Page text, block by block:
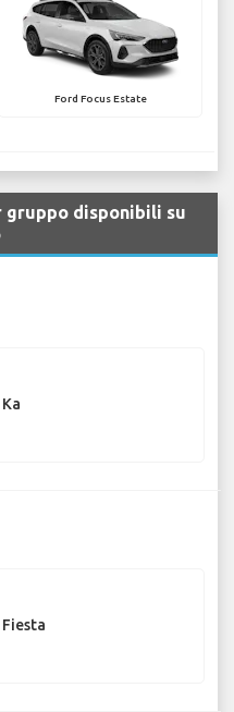
Ford Focus Estate
gruppo disponibili su